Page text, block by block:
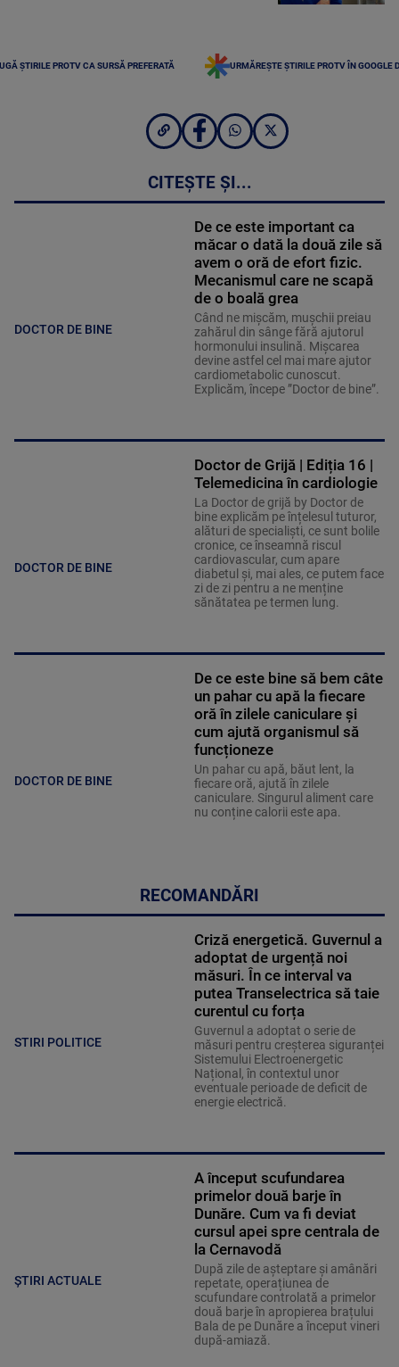
ȘTIRILE PROTV CA SURSĂ PREFERATĂ URMĂREȘTE ȘTIRILE PROTV ÎN GOOGLE
CITEȘTE ȘI...
DOCTOR DE BINE
De ce este important ca
măcar o dată la două zile să
avem o oră de efort fizic.
Mecanismul care ne scapă
de o boală grea
Când ne mișcăm, mușchii preiau
zahărul din sânge fără ajutorul
hormonului insulină. Mișcarea
devine astfel cel mai mare ajutor
cardiometabolic cunoscut.
Explicăm, începe ”Doctor de bine”.
DOCTOR DE BINE
Doctor de Grijă | Ediția 16 |
Telemedicina în cardiologie
La Doctor de grijă by Doctor de
bine explicăm pe înțelesul tuturor,
alături de specialiști, ce sunt bolile
cronice, ce înseamnă riscul
cardiovascular, cum apare
diabetul și, mai ales, ce putem face
zi de zi pentru a ne menține
sănătatea pe termen lung.
DOCTOR DE BINE
De ce este bine să bem câte
un pahar cu apă la fiecare
oră în zilele caniculare și
cum ajută organismul să
funcționeze
Un pahar cu apă, băut lent, la
fiecare oră, ajută în zilele
caniculare. Singurul aliment care
nu conține calorii este apa.
RECOMANDĂRI
STIRI POLITICE
Criză energetică. Guvernul a
adoptat de urgență noi
măsuri. În ce interval va
putea Transelectrica să taie
curentul cu forța
Guvernul a adoptat o serie de
măsuri pentru creșterea siguranței
Sistemului Electroenergetic
Național, în contextul unor
eventuale perioade de deficit de
energie electrică.
ȘTIRI ACTUALE
A început scufundarea
primelor două barje în
Dunăre. Cum va fi deviat
cursul apei spre centrala de
la Cernavodă
După zile de așteptare și amânări
repetate, operațiunea de
scufundare controlată a primelor
două barje în apropierea brațului
Bala de pe Dunăre a început vineri
după-amiază.